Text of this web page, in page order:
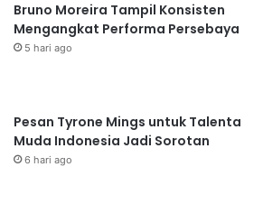
Bruno Moreira Tampil Konsisten
Mengangkat Performa Persebaya
5 hari ago
Pesan Tyrone Mings untuk Talenta
Muda Indonesia Jadi Sorotan
6 hari ago